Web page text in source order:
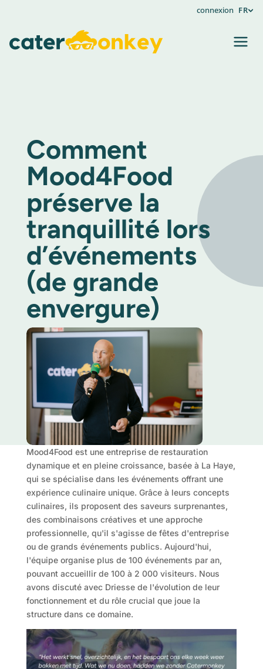
connexion FR
Comment
Mood4Food
préserve la
tranquillité lors
d’événements
(de grande
envergure)
Mood4Food est une entreprise de restauration
dynamique et en pleine croissance, basée à La Haye,
qui se spécialise dans les événements offrant une
expérience culinaire unique. Grâce à leurs concepts
culinaires, ils proposent des saveurs surprenantes,
des combinaisons créatives et une approche
professionnelle, qu'il s'agisse de fêtes d'entreprise
ou de grands événements publics. Aujourd'hui,
l'équipe organise plus de 100 événements par an,
pouvant accueillir de 100 à 2 000 visiteurs. Nous
avons discuté avec Driesse de l'évolution de leur
fonctionnement et du rôle crucial que joue la
structure dans ce domaine.